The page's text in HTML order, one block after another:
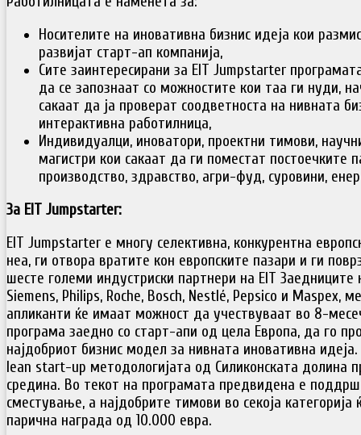
Носителите на иновативна бизнис идеја кои
развијат старт-ап компанија,
Сите заинтересирани за EIT Jumpstarter
да се запознаат со можностите кои таа ги нуди,
сакаат да ја проверат соодветноста на нивната
интерактивна работилница,
Индивидуалци, иноватори, проектни тимови,
магистри кои сакаат да ги поместат постоечките
производство, здравство, агри-фуд, суровини,
За EIT Jumpstarter:
EIT Jumpstarter е многу селективна, конкурентна
неа, ги отвора вратите кон европските пазари и ги
шесте големи индустриски партнери на EIT Заедниците
Siemens, Philips, Roche, Bosch, Nestlé, Pepsico и Maspex,
апликанти ќе имаат можност да учествуваат во 8-
програма заедно со старт-апи од цела Европа, да го
најдобриот бизнис модел за нивната иновативна
lean start-up методологијата од Силиконската долина
средина. Во текот на програмата предвидена е
сместување, а најдобрите тимови во секоја
парична награда од 10.000 евра.